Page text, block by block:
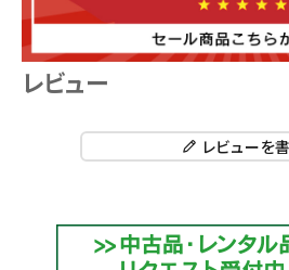
レビュー
レビューを